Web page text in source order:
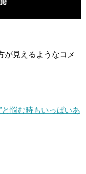
が見えるようなコメ
悩む時もいっぱいあ